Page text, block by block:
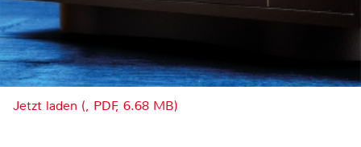
Jetzt laden (, PDF, 6.68 MB)